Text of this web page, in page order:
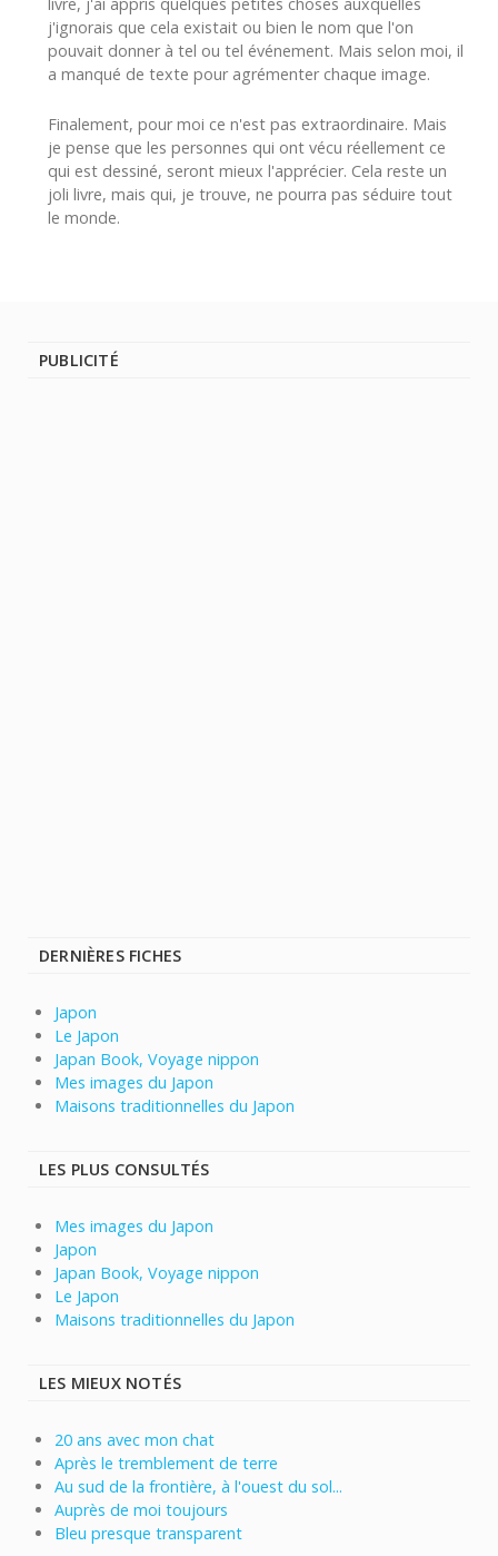
j'ignorais que cela existait ou bien le nom que l'on
pouvait donner à tel ou tel événement. Mais selon moi, il
a manqué de texte pour agrémenter chaque image.
Finalement, pour moi ce n'est pas extraordinaire. Mais
je pense que les personnes qui ont vécu réellement ce
qui est dessiné, seront mieux l'apprécier. Cela reste un
joli livre, mais qui, je trouve, ne pourra pas séduire tout
le monde.
PUBLICITÉ
DERNIÈRES FICHES
Japon
Le Japon
Japan Book, Voyage nippon
Mes images du Japon
Maisons traditionnelles du Japon
LES PLUS CONSULTÉS
Mes images du Japon
Japon
Japan Book, Voyage nippon
Le Japon
Maisons traditionnelles du Japon
LES MIEUX NOTÉS
20 ans avec mon chat
Après le tremblement de terre
Au sud de la frontière, à l'ouest du sol...
Auprès de moi toujours
Bleu presque transparent